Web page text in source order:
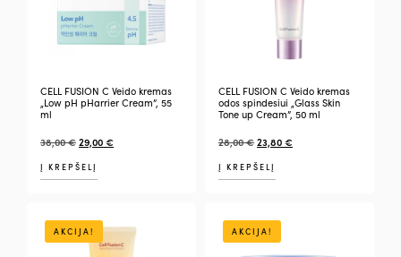
CELL FUSION C Veido kremas
„Low pH pHarrier Cream”, 55
ml
38,00€29,00€
Į KREPŠELĮ
CELL FUSION C Veido kremas
odos spindesiui „Glass Skin
Tone up Cream”, 50 ml
28,00€23,80€
Į KREPŠELĮ
AKCIJA! AKCIJA!